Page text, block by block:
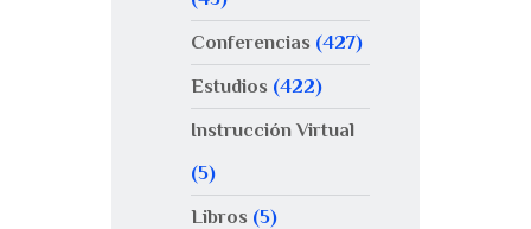
Conferencias (427)
Estudios (422)
Instrucción Virtual
(5)
Libros (5)